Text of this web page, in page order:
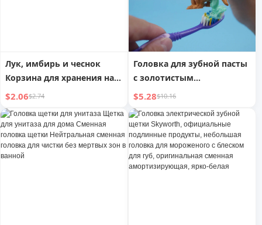
подарок на праздники и
дни рождения
Лук, имбирь и чеснок
Корзина для хранения на
кухне Луковая головка
Настенная корзина для
хранения Имбирь и
чеснок Стойка для
хранения Настенная
$2.06$2.74
Головка для зубной пасты
с золотистым
ретривером, дозатор
зубной пасты для щенков
$5.28$10.16